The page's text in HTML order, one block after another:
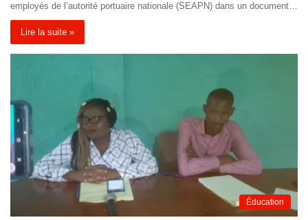
employés de l’autorité portuaire nationale (SEAPN) dans un document…
Lire la suite »
Éducation